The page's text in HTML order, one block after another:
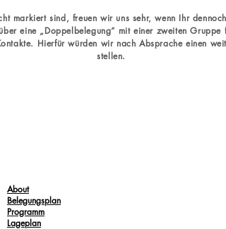
markiert sind, freuen wir uns sehr, wenn Ihr
eine „Doppelbelegung“ mit einer zweiten
Hierfür würden wir nach Absprache einen
stellen.
About
Belegungsplan
Programm
Lageplan